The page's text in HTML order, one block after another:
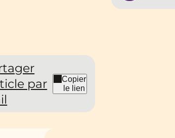
par
Copier
le lien